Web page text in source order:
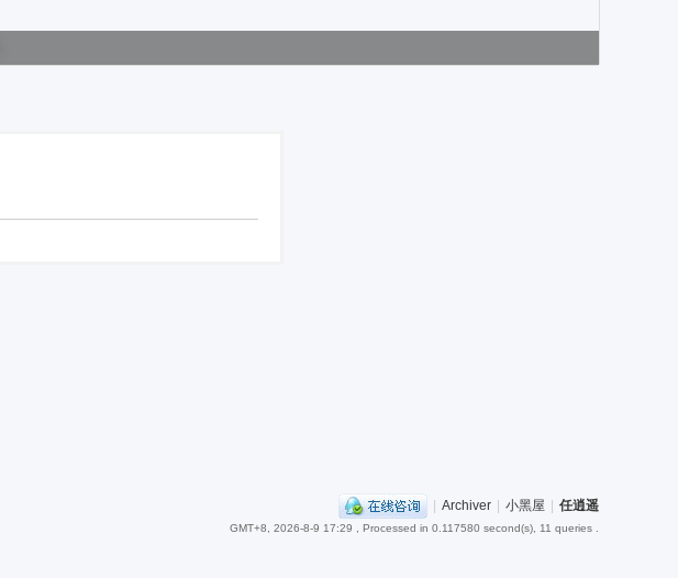
| Archiver | 小黑屋 | 任逍遥
GMT+8, 2026-8-9 17:29 , Processed in 0.117580 second(s), 11 queries .